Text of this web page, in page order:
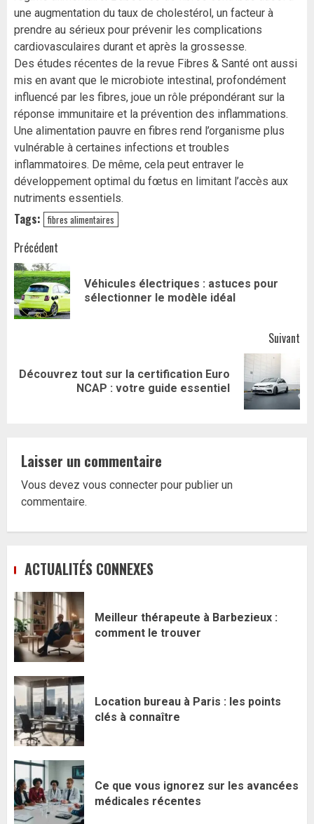
une augmentation du taux de cholestérol, un facteur à
prendre au sérieux pour prévenir les complications
cardiovasculaires durant et après la grossesse.
Des études récentes de la revue Fibres & Santé ont aussi
mis en avant que le microbiote intestinal, profondément
influencé par les fibres, joue un rôle prépondérant sur la
réponse immunitaire et la prévention des inflammations.
Une alimentation pauvre en fibres rend l’organisme plus
vulnérable à certaines infections et troubles
inflammatoires. De même, cela peut entraver le
développement optimal du fœtus en limitant l’accès aux
nutriments essentiels.
Tags: fibres alimentaires
Navigation
d’article
Précédent
Véhicules électriques : astuces pour
sélectionner le modèle idéal
Suivant
Article
Découvrez tout sur la certification Euro
NCAP : votre guide essentiel
Laisser un commentaire
Vous devez vous connecter pour publier un
commentaire.
ACTUALITÉS CONNEXES
Meilleur thérapeute à Barbezieux :
comment le trouver
Location bureau à Paris : les points
clés à connaître
Ce que vous ignorez sur les avancées
médicales récentes